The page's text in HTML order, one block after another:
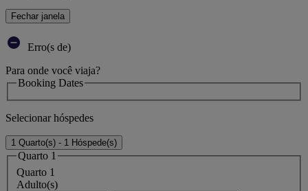
Fechar janela
Erro(s de)
Para onde você viaja?
Booking Dates
Selecionar hóspedes
1 Quarto(s) - 1 Hóspede(s)
Quarto 1
Quarto 1
Adulto(s)